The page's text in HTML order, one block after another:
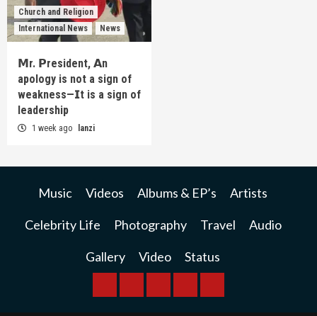
Church and Religion
International News
News
𝗠r. 𝗣resident, 𝗔n
apology is not a sign of
weakness—𝗜t is a sign of
leadership
1 week ago lanzi
Music Videos Albums & EP’s Artists
Celebrity Life Photography Travel Audio
Gallery Video Status
BREAKINGBUSINESSINTERNATIONAL
RAINBOWKWILANZI